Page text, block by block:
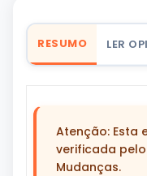
RESUMO LER
Atenção: Esta
verificada
Mudanças.